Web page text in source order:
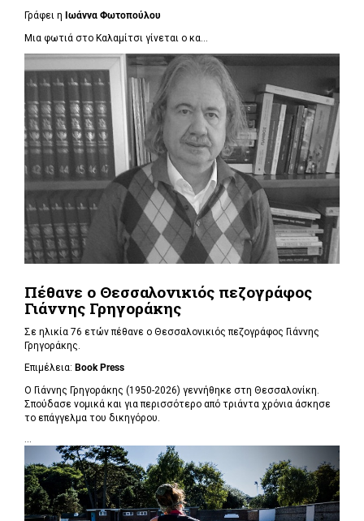
Γράφει η Ιωάννα Φωτοπούλου
Μια φωτιά στο Καλαμίτσι γίνεται ο κα...
Πέθανε ο Θεσσαλονικιός πεζογράφος
Γιάννης Γρηγοράκης
Σε ηλικία 76 ετών πέθανε ο Θεσσαλονικιός πεζογράφος Γιάννης
Γρηγοράκης.
Επιμέλεια: Book Press
Ο Γιάννης Γρηγοράκης (1950-2026) γεννήθηκε στη Θεσσαλονίκη.
Σπούδασε νομικά και για περισσότερο από τριάντα χρόνια άσκησε
το επάγγελμα του δικηγόρου.
...